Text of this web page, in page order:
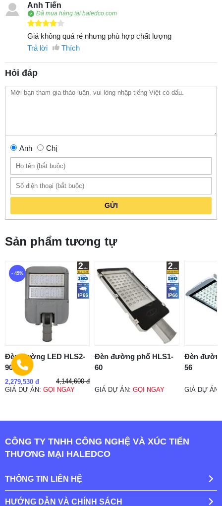
Anh Tiến
Đã mua hàng tại haledco.com
Giá không quá rẻ nhưng phù hợp chất lượng
Trả lời
Thích
Hỏi đáp
Anh Chị
GỬI
Sản phẩm tương tự
- 45%
Đèn đường LED HLS2-
90W
2,279,530 đ
4,144,600 đ
GIÁ DỰ ÁN: GỌI NGAY
Đèn đường phố HLS1-
60
GIÁ DỰ ÁN:GỌI NGAY
Đèn
56
GIÁ DỰ
CÔNG TY TNHH CÔNG NGHỆ VÀ XÚC TIẾN
THƯƠNG MẠI HALEDCO
THÔNG TIN LIÊN HỆ
HƯỚNG DẪN VÀ CHÍNH SÁCH